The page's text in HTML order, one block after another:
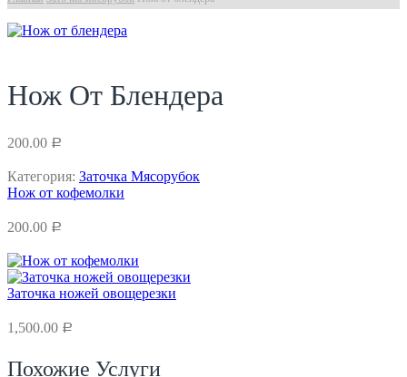
Нож От Блендера
200.00 Р
Категория: Заточка Мясорубок
Нож от кофемолки
200.00 Р
Заточка ножей овощерезки
1,500.00 Р
Похожие Услуги